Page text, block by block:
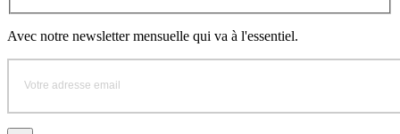
Avec notre newsletter mensuelle qui va à l'essentiel.